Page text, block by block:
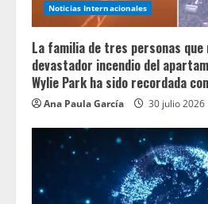
Noticias Internacionales
La familia de tres personas que
devastador incendio del
Wylie Park ha sido recordada
Ana Paula García 30 julio 2026